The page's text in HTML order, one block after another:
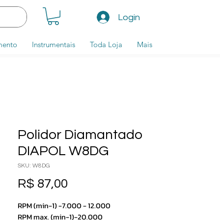
Login
Instrumentais Toda Loja Mais
Polidor Diamantado
DIAPOL W8DG
SKU: W8DG
R$ 87,00
RPM (min-1) -7.000 - 12.000
RPM max. (min-1)-20.000